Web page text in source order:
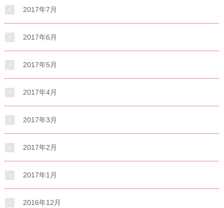
2017年7月
2017年6月
2017年5月
2017年4月
2017年3月
2017年2月
2017年1月
2016年12月